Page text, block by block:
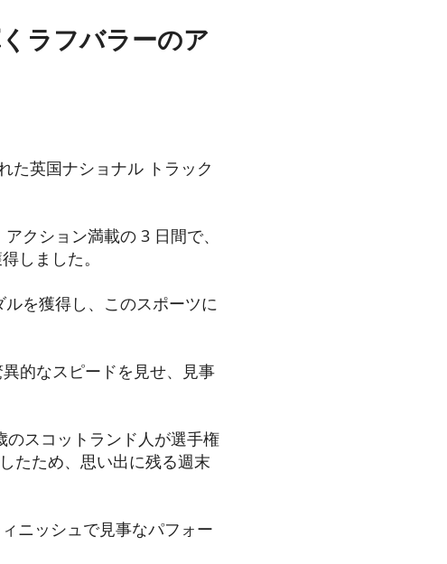
ラフバラーのア
た英国ナショナル トラック
クション満載の 3 日間で、
しました。
を獲得し、このスポーツに
的なスピードを見せ、見事
スコットランド人が選手権
たため、思い出に残る週末
ニッシュで見事なパフォー